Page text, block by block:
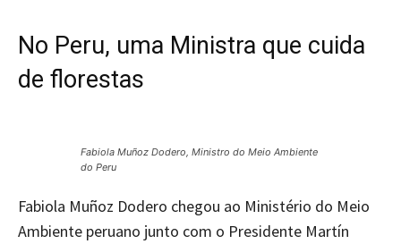
No Peru, uma Ministra que cuida
de florestas
Fabiola Muñoz Dodero, Ministro do Meio Ambiente
do Peru
Fabiola Muñoz Dodero chegou ao Ministério do Meio
Ambiente peruano junto com o Presidente Martín